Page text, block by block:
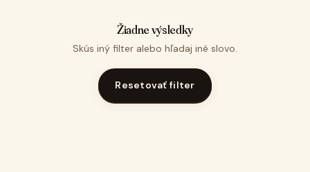
Žiadne výsledky
Skús iný filter alebo hľadaj iné slovo.
Resetovať filter